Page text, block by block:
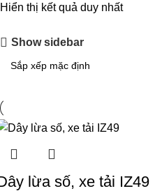
Hiển thị kết quả duy nhất
Show sidebar
lừa số, xe tải IZ49